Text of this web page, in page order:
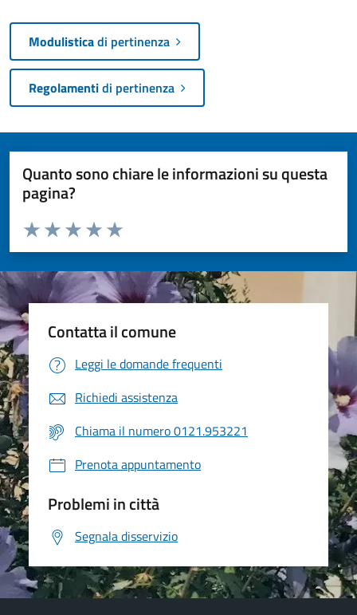
Modulisticadi pertinenza
Regolamentidi pertinenza
Quanto sono chiare le informazioni su questa
pagina?
Valuta da 1 a 5 stelle la pagina
Valuta 5 stelle su 5
Valuta 4 stelle su 5
Valuta 3 stelle su 5
Valuta 2 stelle su 5
Valuta 1 stelle su 5
Contatta il comune
Leggi le domande frequenti
Richiedi assistenza
Chiama il numero 0121.953221
Prenota appuntamento
Problemi in città
Segnala disservizio